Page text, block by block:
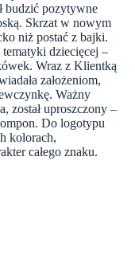
budzić pozytywne
Skrzat w nowym
niż postać z bajki.
dziecięcej –
Wraz z Klientką
założeniom,
Ważny
został uproszczony –
Do logotypu
kolorach,
całego znaku.